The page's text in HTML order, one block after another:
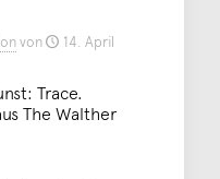
von
14. April
Trace.
The Walther